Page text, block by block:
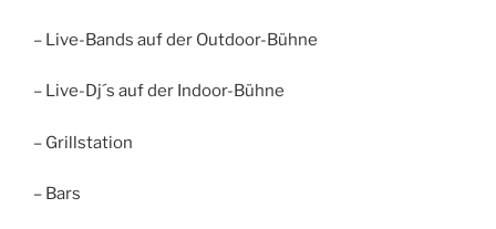
– Live-Bands auf der Outdoor-Bühne
– Live-Dj´s auf der Indoor-Bühne
– Grillstation
– Bars